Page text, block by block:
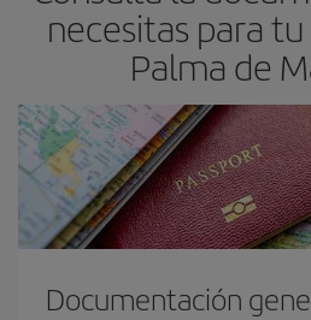
necesitas para
Palma de
Documentación